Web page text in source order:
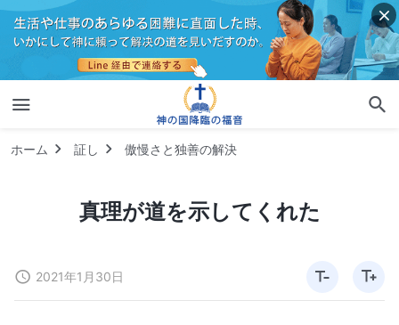
ホーム 証し 傲慢さと独善の解決
真理が道を示してくれた
2021年1月30日